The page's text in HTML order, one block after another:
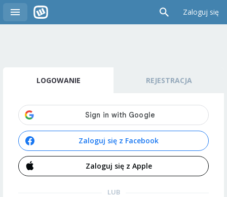
Zaloguj się
LOGOWANIE REJESTRACJA
Zaloguj się z Facebook
Zaloguj się z Apple
LUB